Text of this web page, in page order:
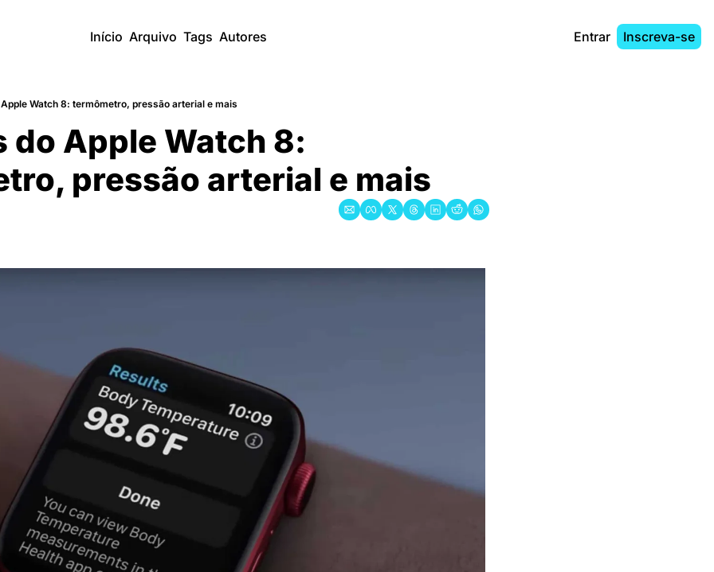
Início Arquivo Tags Autores Entrar Inscreva-se
Watch 8: termômetro, pressão arterial e mais
do Apple Watch 8:
pressão arterial e mais